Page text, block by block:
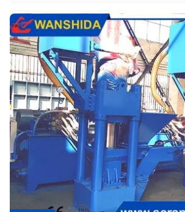
output gestandaardiseerd